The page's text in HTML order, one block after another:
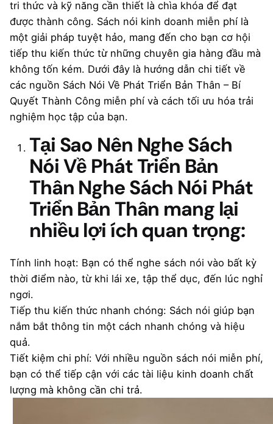
tri thức và kỹ năng cần thiết là chìa khóa để đạt
được thành công. Sách nói kinh doanh miễn phí là
một giải pháp tuyệt hảo, mang đến cho bạn cơ hội
tiếp thu kiến thức từ những chuyên gia hàng đầu mà
không tốn kém. Dưới đây là hướng dẫn chi tiết về
các nguồn Sách Nói Về Phát Triển Bản Thân – Bí
Quyết Thành Công miễn phí và cách tối ưu hóa trải
nghiệm học tập của bạn.
Tại Sao Nên Nghe Sách
Nói Về Phát Triển Bản
Thân Nghe Sách Nói Phát
Triển Bản Thân mang lại
nhiều lợi ích quan trọng:
Tính linh hoạt: Bạn có thể nghe sách nói vào bất kỳ
thời điểm nào, từ khi lái xe, tập thể dục, đến lúc nghỉ
ngơi.
Tiếp thu kiến thức nhanh chóng: Sách nói giúp bạn
nắm bắt thông tin một cách nhanh chóng và hiệu
quả.
Tiết kiệm chi phí: Với nhiều nguồn sách nói miễn phí,
bạn có thể tiếp cận với các tài liệu kinh doanh chất
lượng mà không cần chi trả.